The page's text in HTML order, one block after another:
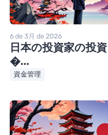
6 de 3月 de 2026
日本の投資家の投
�...
資金管理